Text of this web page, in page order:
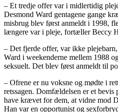
– Et tredje offer var i midlertidig
Desmond Ward gentagene gange
misbrug blev først anmeldt i 1998,
længere var i pleje, fortæller Beccy
– Det fjerde offer, var ikke
Ward i weekenderne mellem 1988
seksuelt. Det blev først anmeldt til
– Ofrene er nu voksne og mødte i
retssagen. Domfældelsen er et bevis
have krævet for dem, at vidne mod
Han var en opportunist og